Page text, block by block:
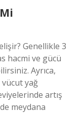
Genellikle 3
hacmi ve gücü
Ayrıca,
vücut yağ
artış
meydana